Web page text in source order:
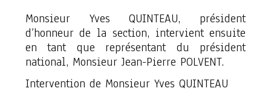
Monsieur Yves QUINTEAU, président
d’honneur de la section, intervient ensuite
en tant que représentant du président
national, Monsieur Jean-Pierre POLVENT.
Intervention de Monsieur Yves QUINTEAU